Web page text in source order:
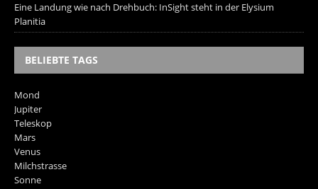
Eine Landung wie nach Drehbuch: InSight steht in der Elysium
Planitia
BELIEBTE TAGS
Mond
Jupiter
Teleskop
Mars
Venus
Milchstrasse
Sonne